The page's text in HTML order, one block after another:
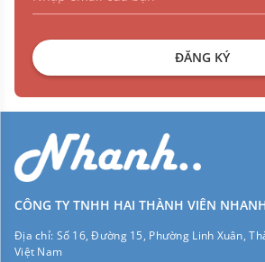
ĐĂNG KÝ
CÔNG TY TNHH HAI THÀNH VIÊN
Địa chỉ: Số 16, Đường 15, Phường Linh Xuân,
Việt Nam